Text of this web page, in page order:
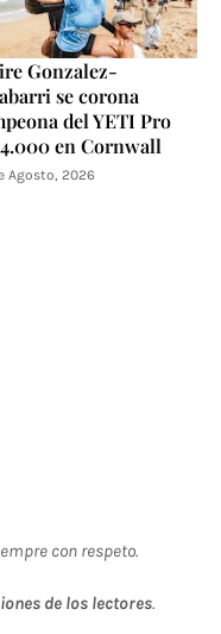
Gonzalez-
se corona
del YETI Pro
en Cornwall
Agosto, 2026
con respeto.
de los lectores.